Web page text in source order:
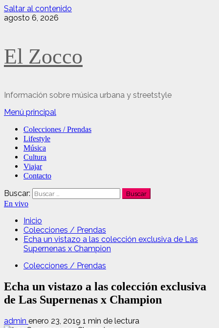
Saltar al contenido
agosto 6, 2026
El Zocco
Información sobre música urbana y streetstyle
Menú principal
Colecciones / Prendas
Lifestyle
Música
Cultura
Viajar
Contacto
Buscar:
En vivo
Inicio
Colecciones / Prendas
Echa un vistazo a las colección exclusiva de Las
Supernenas x Champion
Colecciones / Prendas
Echa un vistazo a las colección exclusiva
de Las Supernenas x Champion
admin enero 23, 2019 1 min de lectura